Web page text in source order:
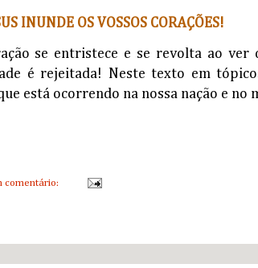
INUNDE OS VOSSOS CORAÇÕES!
se entristece e se revolta ao ver
é rejeitada! Neste texto em
está ocorrendo na nossa nação e no
comentário: